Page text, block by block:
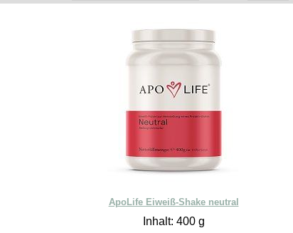
ApoLife Eiweiß-Shake neutral
Inhalt: 400 g